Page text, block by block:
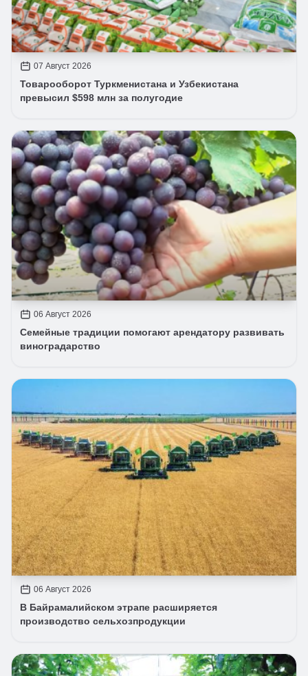
07 Август 2026
Товарооборот Туркменистана и Узбекистана
превысил $598 млн за полугодие
06 Август 2026
Семейные традиции помогают арендатору развивать
виноградарство
06 Август 2026
В Байрамалийском этрапе расширяется
производство сельхозпродукции